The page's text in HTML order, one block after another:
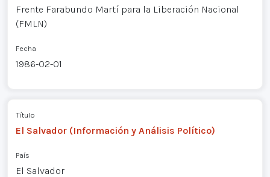
Frente Farabundo Martí para la Liberación Nacional
(FMLN)
Fecha
1986-02-01
Título
El Salvador (Información y Análisis Político)
País
El Salvador